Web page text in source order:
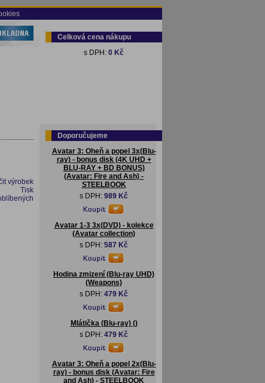
Celková cena nákupu
s DPH: 0 Kč
výrobek
Tisk
Doporučujeme
Avatar 3: Oheň a popel 3x(Blu-
ray) - bonus disk (4K UHD +
BLU-RAY + BD BONUS)
(Avatar: Fire and Ash) -
STEELBOOK
s DPH: 989 Kč
Avatar 1-3 3x(DVD) - kolekce
(Avatar collection)
s DPH: 587 Kč
Hodina zmizení (Blu-ray UHD)
(Weapons)
s DPH: 479 Kč
Mlátička (Blu-ray) ()
s DPH: 479 Kč
Avatar 3: Oheň a popel 2x(Blu-
ray) - bonus disk (Avatar: Fire
and Ash) - STEELBOOK